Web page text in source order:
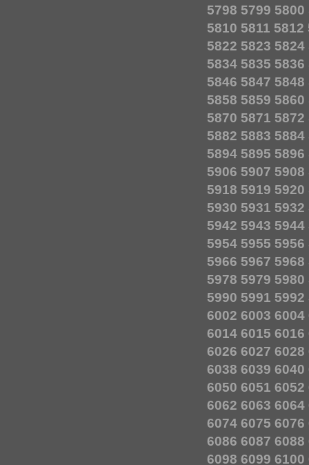
5798 5799 5800
5810 5811 5812
5822 5823 5824
5834 5835 5836
5846 5847 5848
5858 5859 5860
5870 5871 5872
5882 5883 5884
5894 5895 5896
5906 5907 5908
5918 5919 5920
5930 5931 5932
5942 5943 5944
5954 5955 5956
5966 5967 5968
5978 5979 5980
5990 5991 5992
6002 6003 6004
6014 6015 6016
6026 6027 6028
6038 6039 6040
6050 6051 6052
6062 6063 6064
6074 6075 6076
6086 6087 6088
6098 6099 6100